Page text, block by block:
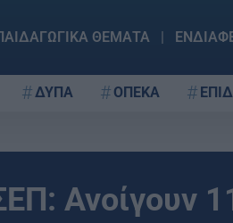
ΘΕΜΑΤΑ
ΔΥΠΑ ΟΠΕΚΑ
Ανοίγουν